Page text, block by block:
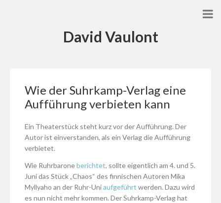
David Vaulont
Wie der Suhrkamp-Verlag eine
Aufführung verbieten kann
Ein Theaterstück steht kurz vor der Aufführung. Der
Autor ist einverstanden, als ein Verlag die Aufführung
verbietet.
Wie Ruhrbaroneberichtet, sollte eigentlich am 4. und 5.
Juni das Stück „Chaos“ des finnischen Autoren Mika
Myllyaho an der Ruhr-Uniaufgeführt werden. Dazu wird
es nun nicht mehr kommen. Der Suhrkamp-Verlag hat